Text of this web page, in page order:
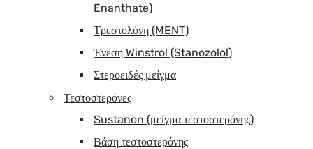
Enanthate)
Τρεστολόνη (MENT)
Ένεση Winstrol (Stanozolol)
Στεροειδές μείγμα
Τεστοστερόνες
Sustanon (μείγμα τεστοστερόνης)
Βάση τεστοστερόνης